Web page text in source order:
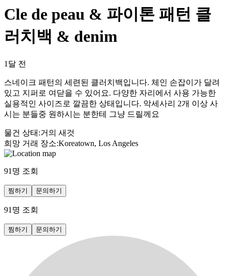
Cle de peau & 파이톤 패턴 클
러치백 & denim
1달 전
스네이크 패턴의 세련된 클러치백입니다. 체인 손잡이가 달려
있고 지퍼로 여닫을 수 있어요. 다양한 자리에서 사용 가능한
실용적인 사이즈로 깔끔한 상태입니다. 악세사리 2개 이상 사
시는 분들중 원하시는 분한테 그냥 드릴께요
물건 상태 :거의 새것
희망 거래 장소:Koreatown, Los Angeles
91 명 조회
찜하기 문의하기
91 명 조회
찜하기 문의하기